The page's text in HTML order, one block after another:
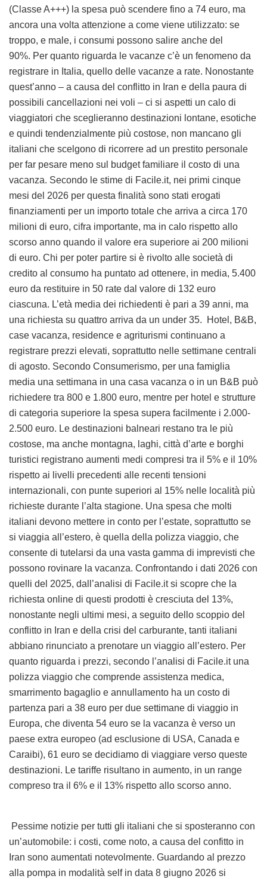
(Classe A+++) la spesa può scendere fino a 74 euro, ma
ancora una volta attenzione a come viene utilizzato: se
troppo, e male, i consumi possono salire anche del
90%. Per quanto riguarda le vacanze c’è un fenomeno da
registrare in Italia, quello delle vacanze a rate. Nonostante
quest’anno – a causa del conflitto in Iran e della paura di
possibili cancellazioni nei voli – ci si aspetti un calo di
viaggiatori che sceglieranno destinazioni lontane, esotiche
e quindi tendenzialmente più costose, non mancano gli
italiani che scelgono di ricorrere ad un prestito personale
per far pesare meno sul budget familiare il costo di una
vacanza. Secondo le stime di Facile.it, nei primi cinque
mesi del 2026 per questa finalità sono stati erogati
finanziamenti per un importo totale che arriva a circa 170
milioni di euro, cifra importante, ma in calo rispetto allo
scorso anno quando il valore era superiore ai 200 milioni
di euro. Chi per poter partire si è rivolto alle società di
credito al consumo ha puntato ad ottenere, in media, 5.400
euro da restituire in 50 rate dal valore di 132 euro
ciascuna. L’età media dei richiedenti è pari a 39 anni, ma
una richiesta su quattro arriva da un under 35. Hotel, B&B,
case vacanza, residence e agriturismi continuano a
registrare prezzi elevati, soprattutto nelle settimane centrali
di agosto. Secondo Consumerismo, per una famiglia
media una settimana in una casa vacanza o in un B&B può
richiedere tra 800 e 1.800 euro, mentre per hotel e strutture
di categoria superiore la spesa supera facilmente i 2.000-
2.500 euro. Le destinazioni balneari restano tra le più
costose, ma anche montagna, laghi, città d’arte e borghi
turistici registrano aumenti medi compresi tra il 5% e il 10%
rispetto ai livelli precedenti alle recenti tensioni
internazionali, con punte superiori al 15% nelle località più
richieste durante l’alta stagione. Una spesa che molti
italiani devono mettere in conto per l’estate, soprattutto se
si viaggia all’estero, è quella della polizza viaggio, che
consente di tutelarsi da una vasta gamma di imprevisti che
possono rovinare la vacanza. Confrontando i dati 2026 con
quelli del 2025, dall’analisi di Facile.it si scopre che la
richiesta online di questi prodotti è cresciuta del 13%,
nonostante negli ultimi mesi, a seguito dello scoppio del
conflitto in Iran e della crisi del carburante, tanti italiani
abbiano rinunciato a prenotare un viaggio all’estero. Per
quanto riguarda i prezzi, secondo l’analisi di Facile.it una
polizza viaggio che comprende assistenza medica,
smarrimento bagaglio e annullamento ha un costo di
partenza pari a 38 euro per due settimane di viaggio in
Europa, che diventa 54 euro se la vacanza è verso un
paese extra europeo (ad esclusione di USA, Canada e
Caraibi), 61 euro se decidiamo di viaggiare verso queste
destinazioni. Le tariffe risultano in aumento, in un range
compreso tra il 6% e il 13% rispetto allo scorso anno.
Pessime notizie per tutti gli italiani che si sposteranno con
un’automobile: i costi, come noto, a causa del confitto in
Iran sono aumentati notevolmente. Guardando al prezzo
alla pompa in modalità self in data 8 giugno 2026 si